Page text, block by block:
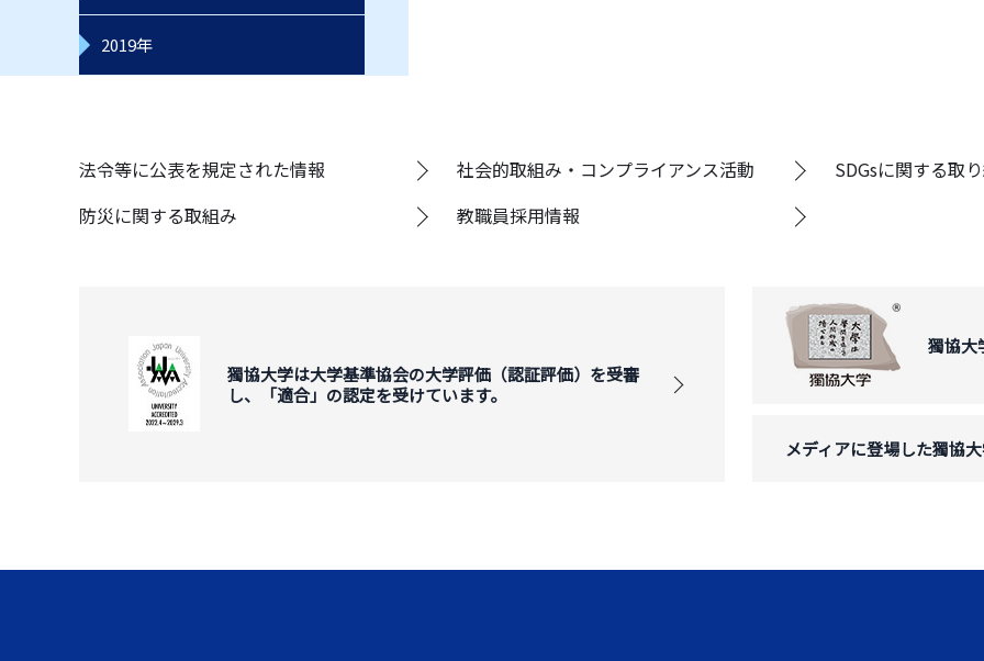
2019年
法令等に公表を規定された情報 社会的取組み・コンプライアンス活動
SDGsに関する取
防災に関する取組み
教職員採用情報
獨協大学は大学基準協会の大学評価（認証評価）を受審
し、「適合」の認定を受けています。
獨協大
メディアに登場した獨協